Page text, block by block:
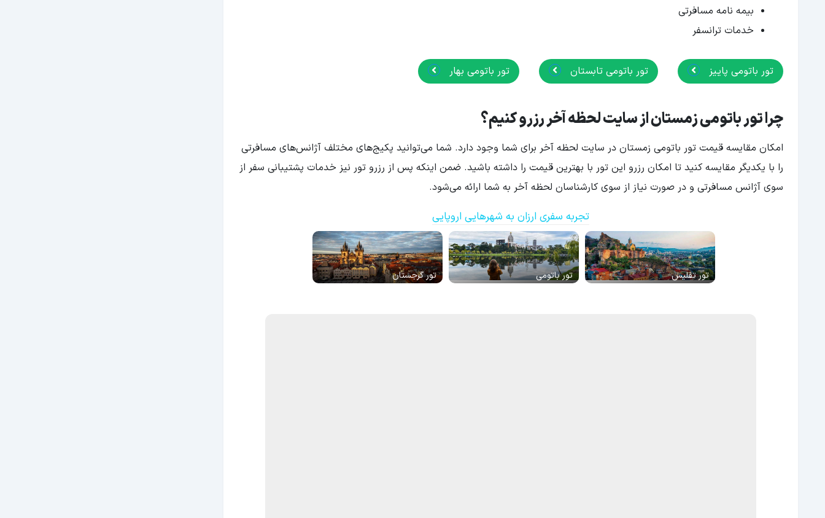
بیمه نامه مسافرتی
خدمات ترانسفر
تور باتومی پاییز تور باتومی تابستان تور باتومی بهار
چرا تور باتومی زمستان از سایت لحظه آخر رزرو کنیم؟
امکان مقایسه قیمت تور باتومی زمستان در سایت لحظه آخر برای شما وجود دارد. شما می‌توانید پکیج‌های مختلف آژانس‌های مسافرتی
را با یکدیگر مقایسه کنید تا امکان رزرو این تور با بهترین قیمت را داشته باشید. ضمن اینکه پس از رزرو تور نیز خدمات پشتیبانی سفر از
سوی آژانس مسافرتی و در صورت نیاز از سوی کارشناسان لحظه آخر به شما ارائه می‌شود.
تجربه سفری ارزان به شهرهایی اروپایی
تور تفلیس تور باتومی تور گرجستان